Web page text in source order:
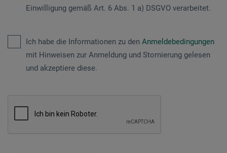
Einwilligung gemäß Art. 6 Abs. 1 a) DSGVO verarbeitet.
Ich habe die Informationen zu den Anmeldebedingungen
mit Hinweisen zur Anmeldung und Stornierung gelesen
und akzeptiere diese.